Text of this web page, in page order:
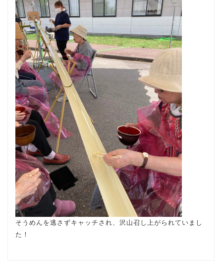
そうめんを逃さずキャッチされ、沢山召し上がられていまし
た！